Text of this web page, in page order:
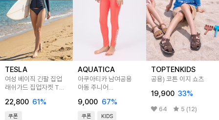
TESLA
여성 베이직 긴팔 집업
래쉬가드 집업자켓 TM-
22,800 61%
쿠폰
AQUATICA
아쿠아티카 남여공용
아동 주니어
워터레깅스
9,000 67%
쿠폰 KIDS
TOPTENKIDS
공용) 코튼 이지 쇼츠
19,900 33%
64 5 (12)